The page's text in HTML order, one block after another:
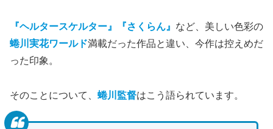
『ヘルタースケルター』『さくらん』 など、美しい色彩の
蜷川実花ワールド満載だった作品と違い、今作は控えめだ
った印象。
そのことについて、 蜷川監督はこう語られています。